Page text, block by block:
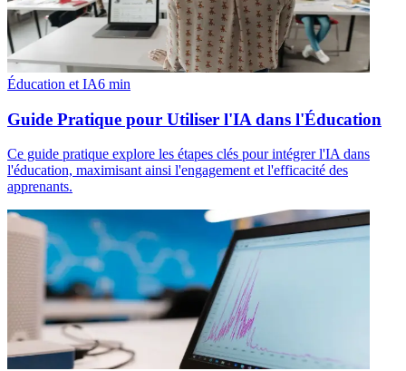
Éducation et IA6 min
Guide Pratique pour Utiliser l'IA dans l'Éducation
Ce guide pratique explore les étapes clés pour intégrer l'IA dans
l'éducation, maximisant ainsi l'engagement et l'efficacité des
apprenants.